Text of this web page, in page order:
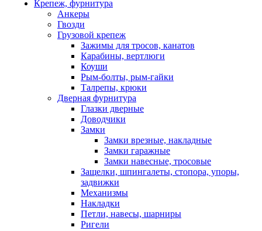
Крепеж, фурнитура
Анкеры
Гвозди
Грузовой крепеж
Зажимы для тросов, канатов
Карабины, вертлюги
Коуши
Рым-болты, рым-гайки
Талрепы, крюки
Дверная фурнитура
Глазки дверные
Доводчики
Замки
Замки врезные, накладные
Замки гаражные
Замки навесные, тросовые
Защелки, шпингалеты, стопора, упоры,
задвижки
Механизмы
Накладки
Петли, навесы, шарниры
Ригели